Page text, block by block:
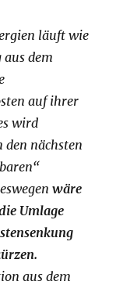
läuft wie
dem
auf ihrer
wird
den nächsten
wäre
Umlage
aus dem